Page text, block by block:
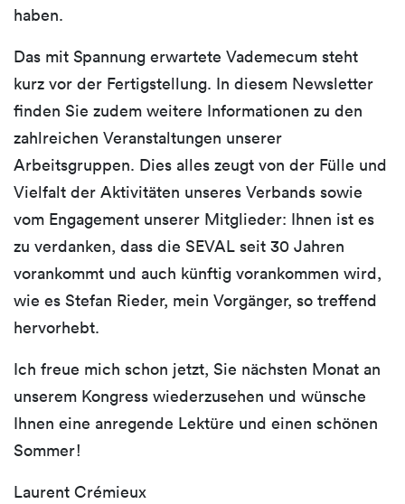
haben.
Das mit Spannung erwartete Vademecum steht
kurz vor der Fertigstellung. In diesem Newsletter
finden Sie zudem weitere Informationen zu den
zahlreichen Veranstaltungen unserer
Arbeitsgruppen. Dies alles zeugt von der Fülle und
Vielfalt der Aktivitäten unseres Verbands sowie
vom Engagement unserer Mitglieder: Ihnen ist es
zu verdanken, dass die SEVAL seit 30 Jahren
vorankommt und auch künftig vorankommen wird,
wie es Stefan Rieder, mein Vorgänger, so treffend
hervorhebt.
Ich freue mich schon jetzt, Sie nächsten Monat an
unserem Kongress wiederzusehen und wünsche
Ihnen eine anregende Lektüre und einen schönen
Sommer!
Laurent Crémieux